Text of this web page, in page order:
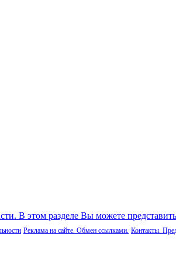
В этом разделе Вы можете
Реклама на сайте. Обмен ссылками. Контакты.